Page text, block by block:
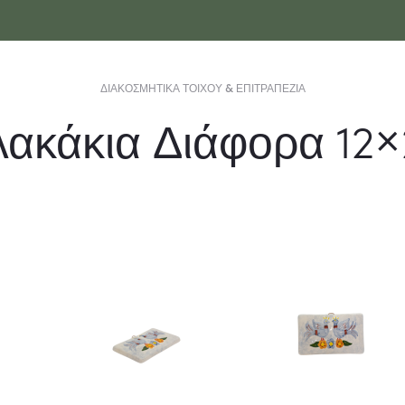
ΔΙΑΚΟΣΜΗΤΙΚΆ ΤΟΊΧΟΥ & ΕΠΙΤΡΑΠΈΖΙΑ
Διάφορα